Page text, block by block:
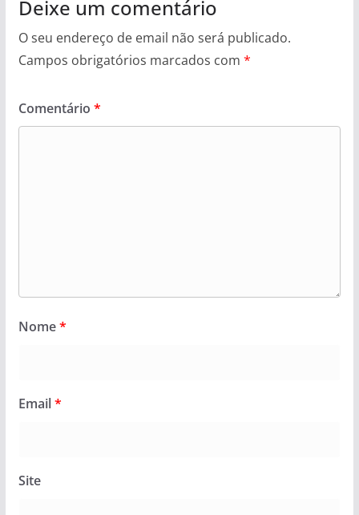
Deixe um comentário
O seu endereço de email não será publicado.
Campos obrigatórios marcados com *
Comentário *
Nome*
Email*
Site